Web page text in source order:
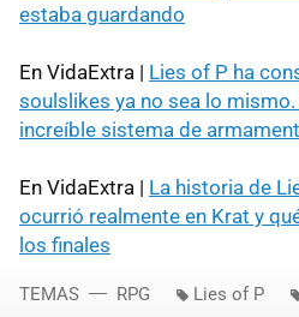
estaba guardando
En VidaExtra | Lies of P ha
soulslikes ya no sea lo
increíble sistema de
En VidaExtra | La historia de
ocurrió realmente en Krat y
los finales
TEMAS RPG Lies of P